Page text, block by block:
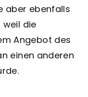
aber ebenfalls
weil die
Angebot des
einen anderen